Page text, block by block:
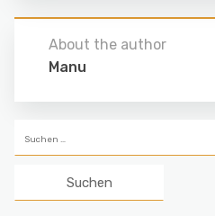
About the author
Manu
nach: